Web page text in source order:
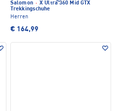
Salomon · X Ultra 360 Mid GTX
Trekkingschuhe
Herren
€ 164,99